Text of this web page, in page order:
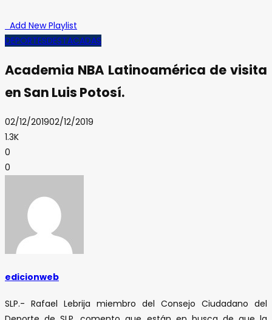
Add New Playlist
DEPORTESDESTACADAS
Academia NBA Latinoamérica de visita
en San Luis Potosí.
02/12/201902/12/2019
1.3K
0
0
edicionweb
SLP.- Rafael Lebrija miembro del Consejo Ciudadano del